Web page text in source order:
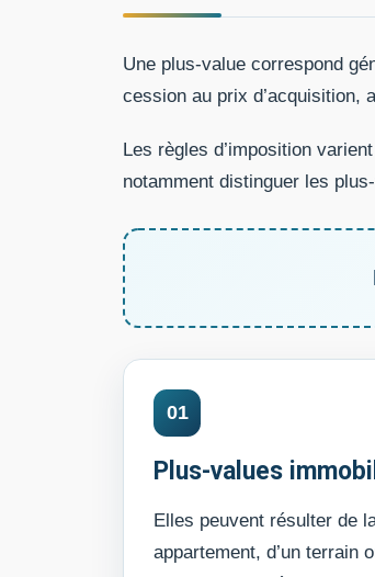
Une plus-value correspond
cession au prix d’acquisition,
Les règles d’imposition
notamment distinguer les
01
Plus-values
Elles peuvent résulter de
appartement, d’un terrain